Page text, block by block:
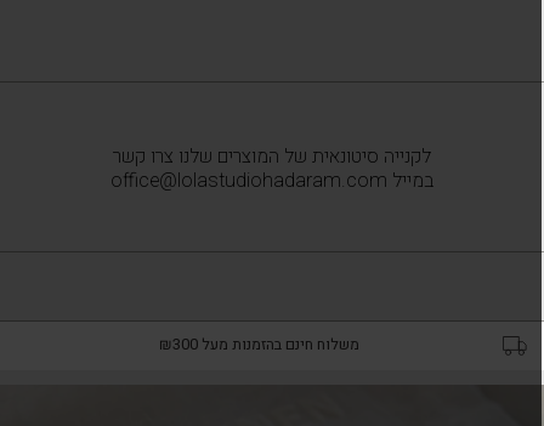
לקנייה סיטונאית של המוצרים שלנו צרו קשר
במייל office@lolastudiohadaram.com
משלוח חינם בהזמנות מעל ₪300